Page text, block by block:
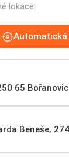
lokace:
Automatická
65
Beneše,